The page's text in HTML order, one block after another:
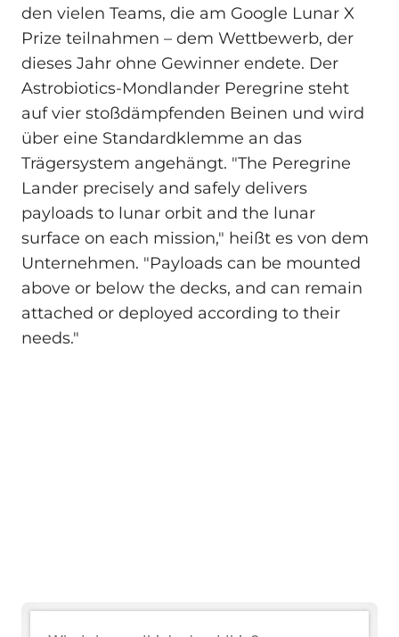
den vielen Teams, die am Google Lunar X
Prize teilnahmen – dem Wettbewerb, der
dieses Jahr ohne Gewinner endete. Der
Astrobiotics‑Mondlander Peregrine steht
auf vier stoßdämpfenden Beinen und wird
über eine Standardklemme an das
Trägersystem angehängt. "The Peregrine
Lander precisely and safely delivers
payloads to lunar orbit and the lunar
surface on each mission," heißt es von dem
Unternehmen. "Payloads can be mounted
above or below the decks, and can remain
attached or deployed according to their
needs."